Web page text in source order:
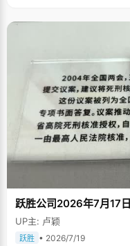
跃胜公司2026年7月17日
UP主: 卢颖
跃胜 • 2026/7/19